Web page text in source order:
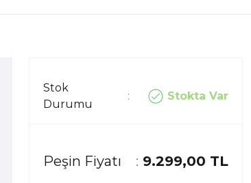
Stok
Durumu
Stokta Var
Peşin Fiyatı 9.299,00 TL